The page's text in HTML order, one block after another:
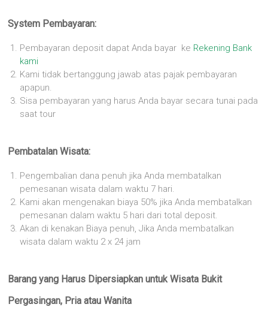
System Pembayaran:
Pembayaran deposit dapat Anda bayar ke Rekening Bank
kami
Kami tidak bertanggung jawab atas pajak pembayaran
apapun.
Sisa pembayaran yang harus Anda bayar secara tunai pada
saat tour
Pembatalan Wisata:
Pengembalian dana penuh jika Anda membatalkan
pemesanan wisata dalam waktu 7 hari.
Kami akan mengenakan biaya 50% jika Anda membatalkan
pemesanan dalam waktu 5 hari dari total deposit.
Akan di kenakan Biaya penuh, Jika Anda membatalkan
wisata dalam waktu 2 x 24 jam
Barang yang Harus Dipersiapkan untuk Wisata Bukit
Pergasingan, Pria atau Wanita